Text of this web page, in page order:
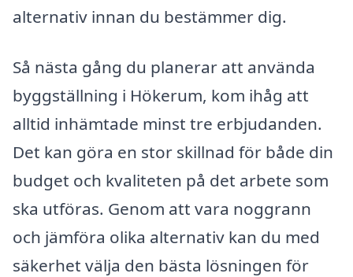
alternativ innan du bestämmer dig.
Så nästa gång du planerar att använda
byggställning i Hökerum, kom ihåg att
alltid inhämtade minst tre erbjudanden.
Det kan göra en stor skillnad för både din
budget och kvaliteten på det arbete som
ska utföras. Genom att vara noggrann
och jämföra olika alternativ kan du med
säkerhet välja den bästa lösningen för